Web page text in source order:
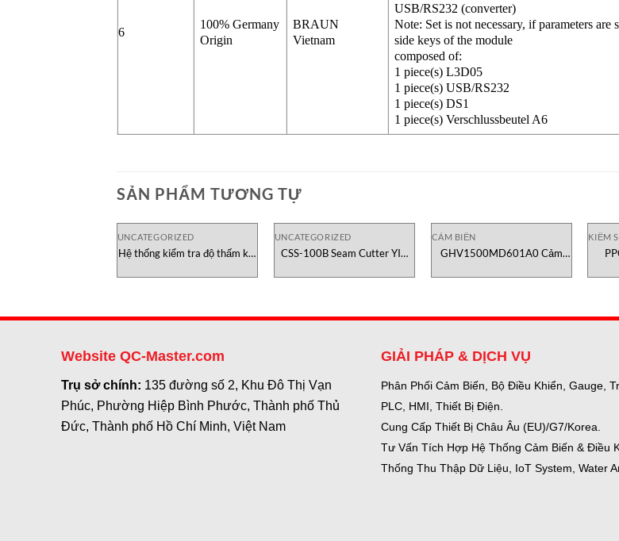
6
100% Germany
Origin
BRAUN
Vietnam
USB/RS232 (converter)
Note: Set is not necessary, if parameters are
side keys of the module
composed of:
1 piece(s) L3D05
1 piece(s) USB/RS232
1 piece(s) DS1
1 piece(s) Verschlussbeutel A6
SẢN PHẨM TƯƠNG TỰ
UNCATEGORIZED
Hệ thống kiểm tra độ thấm khí
UNCATEGORIZED
CSS-100B Seam Cutter YIC
CẢM BIẾN
GHV1500MD601A0 Cảm
KIỂM
Website QC-Master.com
Trụ sở chính: 135 đường số 2, Khu Đô Thị Vạn
Phúc, Phường Hiệp Bình Phước, Thành phố Thủ
Đức, Thành phố Hồ Chí Minh, Việt Nam
GIẢI PHÁP & DỊCH VỤ
Phân Phối Cảm Biến, Bộ Điều Khiển, Gauge,
PLC, HMI, Thiết Bị Điện.
Cung Cấp Thiết Bị Châu Âu (EU)/G7/Korea.
Tư Vấn Tích Hợp Hệ Thống Cảm Biến & Điều
Thống Thu Thập Dữ Liệu, IoT System, Water